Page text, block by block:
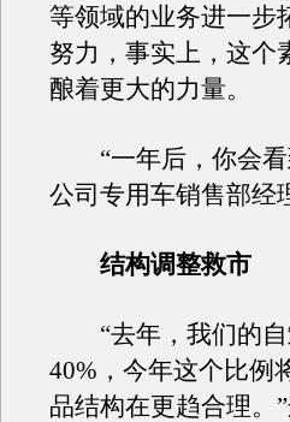
等领域的业务进一步
努力，事实上，这个
酿着更大的力量。
“一年后，你会看
公司专用车销售部经
结构调整救市
“去年，我们的自
40%，今年这个比例
品结构在更趋合理。